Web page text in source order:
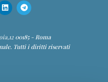
00185 - Roma
Tutti i diritti riservati